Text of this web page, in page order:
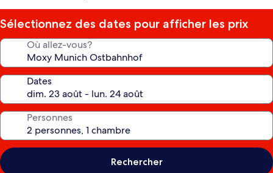
Sélectionnez des dates pour afficher les prix
Où allez-vous?
Dates
Personnes
Rechercher